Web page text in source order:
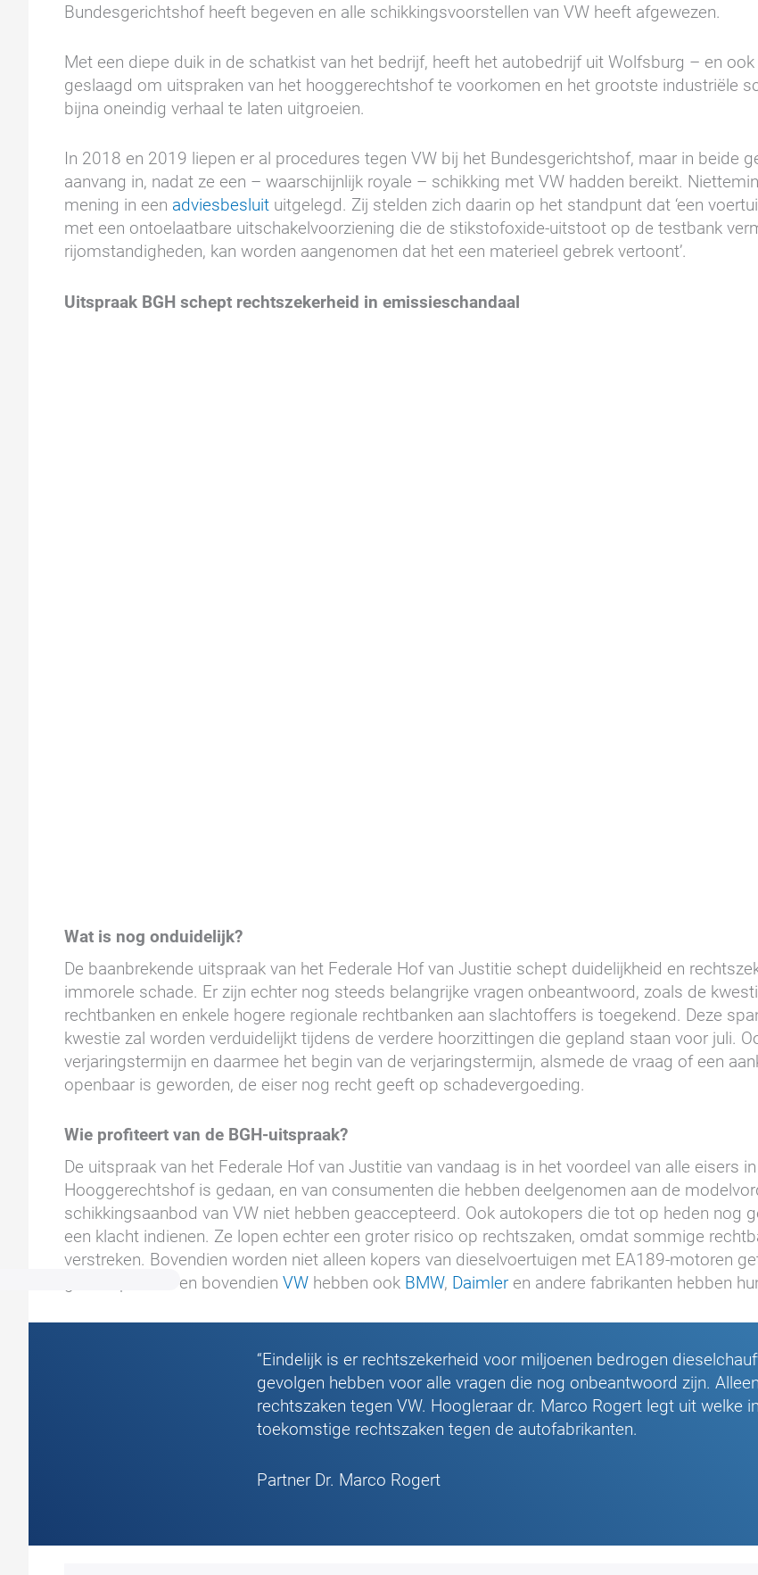
Bundesgerichtshof heeft begeven en alle schikkingsvoorstellen van VW heeft afgewezen.
Met een diepe duik in de schatkist van het bedrijf, heeft het autobedrijf uit Wolfsburg – en ook
geslaagd om uitspraken van het hooggerechtshof te voorkomen en het grootste industriële
bijna oneindig verhaal te laten uitgroeien.
In 2018 en 2019 liepen er al procedures tegen VW bij het Bundesgerichtshof, maar in beide
aanvang in, nadat ze een – waarschijnlijk royale – schikking met VW hadden bereikt.
mening in een adviesbesluit uitgelegd. Zij stelden zich daarin op het standpunt dat ‘een
met een ontoelaatbare uitschakelvoorziening die de stikstofoxide-uitstoot op de testbank
rijomstandigheden, kan worden aangenomen dat het een materieel gebrek vertoont’.
Uitspraak BGH schept rechtszekerheid in emissieschandaal
Wat is nog onduidelijk?
De baanbrekende uitspraak van het Federale Hof van Justitie schept duidelijkheid en
immorele schade. Er zijn echter nog steeds belangrijke vragen onbeantwoord, zoals de
rechtbanken en enkele hogere regionale rechtbanken aan slachtoffers is toegekend. Deze
kwestie zal worden verduidelijkt tijdens de verdere hoorzittingen die gepland staan voor juli.
verjaringstermijn en daarmee het begin van de verjaringstermijn, alsmede de vraag of een
openbaar is geworden, de eiser nog recht geeft op schadevergoeding.
Wie profiteert van de BGH-uitspraak?
De uitspraak van het Federale Hof van Justitie van vandaag is in het voordeel van alle eisers
Hooggerechtshof is gedaan, en van consumenten die hebben deelgenomen aan de
schikkingsaanbod van VW niet hebben geaccepteerd. Ook autokopers die tot op heden nog
een klacht indienen. Ze lopen echter een groter risico op rechtszaken, omdat sommige
verstreken. Bovendien worden niet alleen kopers van dieselvoertuigen met EA189-motoren
gemanipuleerd en bovendien VW hebben ook BMW, Daimler en andere fabrikanten hebben
“Eindelijk is er rechtszekerheid voor miljoenen bedrogen
gevolgen hebben voor alle vragen die nog onbeantwoord zijn.
rechtszaken tegen VW. Hoogleraar dr. Marco Rogert legt uit welke
toekomstige rechtszaken tegen de autofabrikanten.
Partner Dr. Marco Rogert